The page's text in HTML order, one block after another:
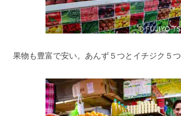
果物も豊富で安い。あんず５つとイチジク５